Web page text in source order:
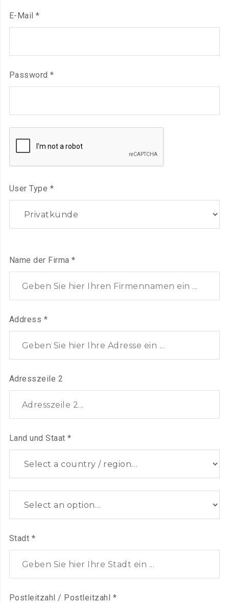
E-Mail*Required
Password*Required
User Type *
Name der Firma*
Address *
Adresszeile 2
Land und Staat*
Stadt *
Postleitzahl / Postleitzahl *